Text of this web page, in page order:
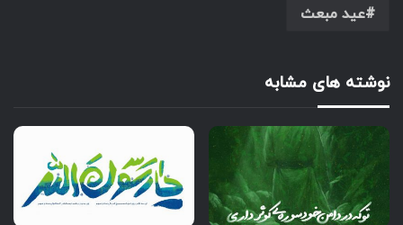
عید مبعث
نوشته های مشابه